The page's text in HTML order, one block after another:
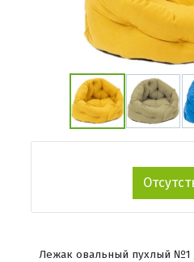
Лежак овальный пухлый №1